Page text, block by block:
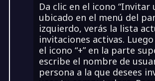
Da clic en el icono “Invitar
ubicado en el menú del
izquierdo, verás la lista
invitaciones activas.
el icono “+” en la parte
escribe el nombre de
persona a la que desees